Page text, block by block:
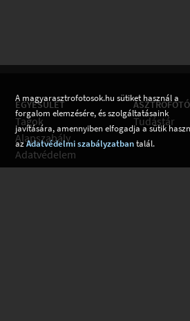
EGYESÜLET
Tagok
Alapszabály
Adatvédelem
Kapcsolat
Tudástár
A magyarasztrofotosok.hu sütiket használ a
forgalom elemzésére, és szolgáltatásaink
javítására, amennyiben elfogadja a sütik
azAdatvédelmi szabályzatbantalál.